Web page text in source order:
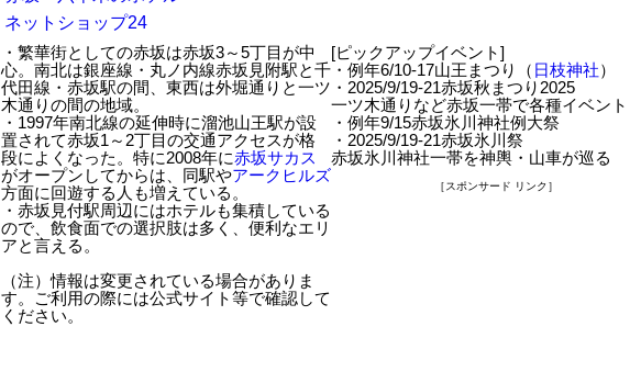
ネットショップ24
・繁華街としての赤坂は赤坂3～5丁目が中
心。南北は銀座線・丸ノ内線赤坂見附駅と千
代田線・赤坂駅の間、東西は外堀通りと一ツ
木通りの間の地域。
・1997年南北線の延伸時に溜池山王駅が設
置されて赤坂1～2丁目の交通アクセスが格
段によくなった。特に2008年に赤坂サカス
がオープンしてからは、同駅やアークヒルズ
方面に回遊する人も増えている。
・赤坂見付駅周辺にはホテルも集積している
ので、飲食面での選択肢は多く、便利なエリ
アと言える。
（注）情報は変更されている場合がありま
す。ご利用の際には公式サイト等で確認して
ください。
[ピックアップイベント]
・例年6/10-17山王まつり（ 日枝神社）
・2025/9/19-21赤坂秋まつり2025
一ツ木通りなど赤坂一帯で各種イベント
・例年9/15赤坂氷川神社例大祭
・2025/9/19-21赤坂氷川祭
赤坂氷川神社一帯を神輿・山車が巡る
［スポンサード リンク］